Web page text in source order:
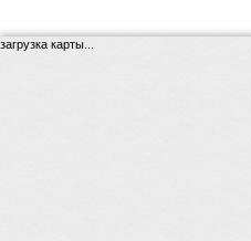
загрузка карты...